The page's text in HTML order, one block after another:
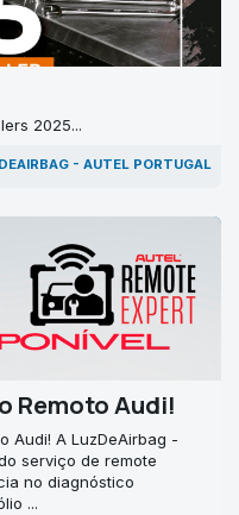
2025...
- AUTEL PORTUGAL
Remoto Audi!
Audi! A LuzDeAirbag -
serviço de remote
no diagnóstico
...